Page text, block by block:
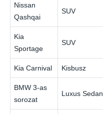
Nissan
Qashqai
SUV
Kia
Sportage
SUV
Kia Carnival Kisbusz
BMW 3-as
sorozat
Luxus Sedan